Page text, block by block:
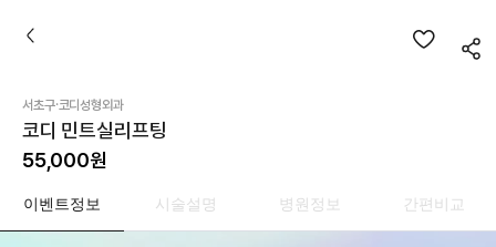
서초구·코디성형외과
코디 민트실리프팅
55,000원
이벤트정보 시술설명 병원정보 간편비교